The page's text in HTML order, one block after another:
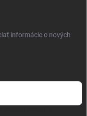
informácie o nových